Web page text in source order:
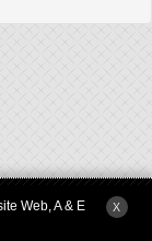
droits réservés |
Californie dans les
X
Web, A & E